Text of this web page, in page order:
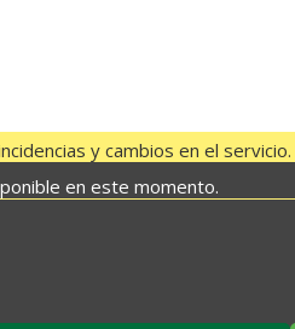
y cambios en el servicio.
en este momento.